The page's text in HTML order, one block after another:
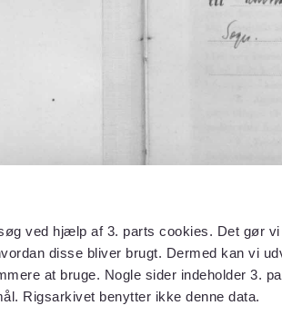
ved hjælp af 3. parts cookies. Det gør
disse bliver brugt. Dermed kan vi
at bruge. Nogle sider indeholder 3.
Rigsarkivet benytter ikke denne data.